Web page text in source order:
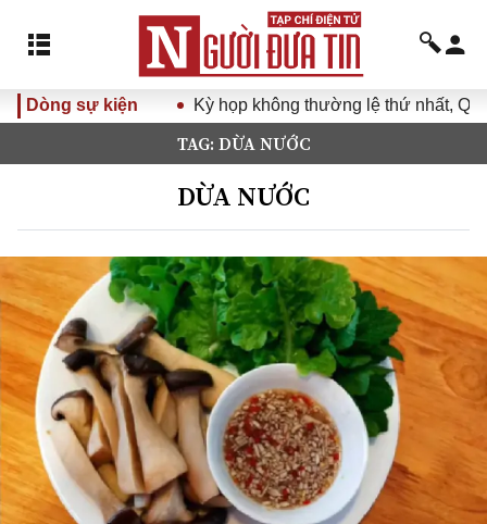
Dòng sự kiện Kỳ họp không thường lệ thứ nhất, Quốc hội
TAG: DỪA NƯỚC
DỪA NƯỚC